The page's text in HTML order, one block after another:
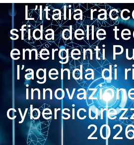
L’Italia
sfida delle
emergenti
l’agenda di